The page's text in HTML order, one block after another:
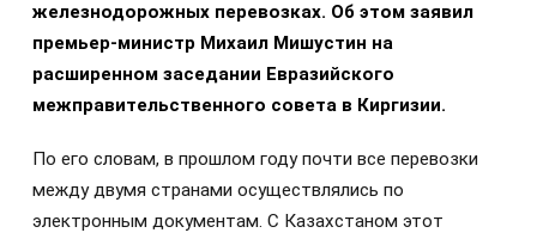
железнодорожных перевозках. Об этом заявил
премьер-министр Михаил Мишустин на
расширенном заседании Евразийского
межправительственного совета в Киргизии.
По его словам, в прошлом году почти все перевозки
между двумя странами осуществлялись по
электронным документам. С Казахстаном этот